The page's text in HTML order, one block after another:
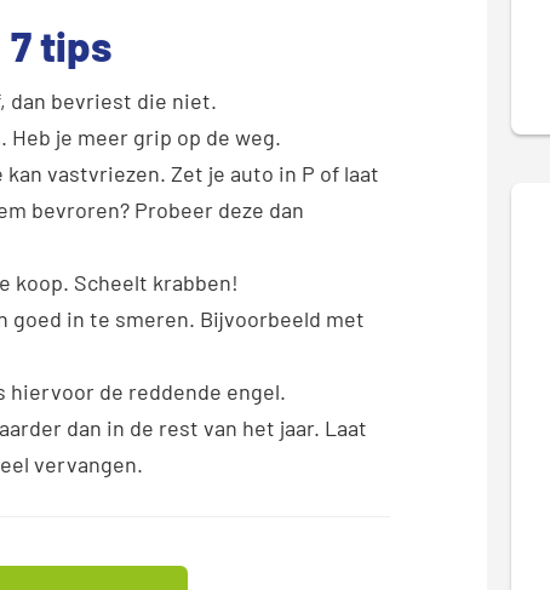
tips
dan bevriest die niet.
je meer grip op de weg.
vastvriezen. Zet je auto in P of laat
bevroren? Probeer deze dan
koop. Scheelt krabben!
goed in te smeren. Bijvoorbeeld met
hiervoor de reddende engel.
dan in de rest van het jaar. Laat
vervangen.